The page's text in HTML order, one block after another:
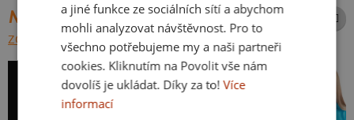
NEJPRODÁVANĚJŠÍ POTISKY
ZOBRAZIT VŠECHNY
a jiné funkce ze sociálních sítí a abychom
mohli analyzovat návštěvnost. Pro to
všechno potřebujeme my a naši partneři
cookies. Kliknutím na Povolit vše nám
dovolíš je ukládat. Díky za to! Více
informací